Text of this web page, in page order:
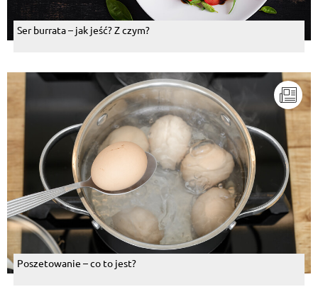
Ser burrata – jak jeść? Z czym?
Poszetowanie – co to jest?